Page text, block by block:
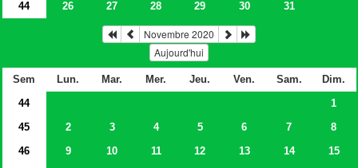
44
26 27 28 29 30 31
Novembre 2020
Aujourd'hui
Sem Lun. Mar. Mer. Jeu. Ven. Sam.
Dim.
44
1
45
2 3 4 5 6 7
8
46
9 10 11 12 13 14
15